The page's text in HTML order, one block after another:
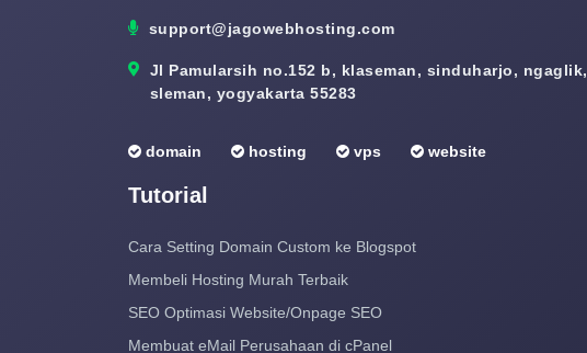
support@jagowebhosting.com
Jl Pamularsih no.152 b, klaseman, sinduharjo, ngaglik,
sleman, yogyakarta 55283
domain hosting vps website
Tutorial
Cara Setting Domain Custom ke Blogspot
Membeli Hosting Murah Terbaik
SEO Optimasi Website/Onpage SEO
Membuat eMail Perusahaan di cPanel